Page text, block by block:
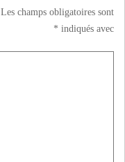
Les champs obligatoires sont
indiqués avec
*